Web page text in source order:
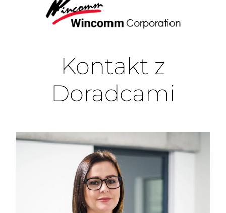
Kontakt z
Doradcami